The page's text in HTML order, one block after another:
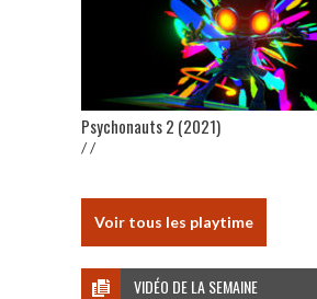
Psychonauts 2 (2021)
/ /
Voir tous les playtime
VIDÉO DE LA SEMAINE